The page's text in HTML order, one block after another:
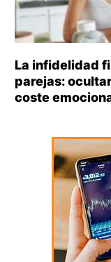
La infidelidad
parejas:
coste